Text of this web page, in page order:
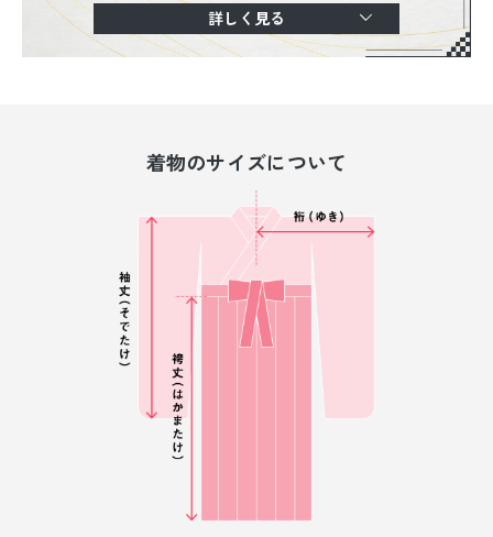
詳しく見る
着物のサイズについて